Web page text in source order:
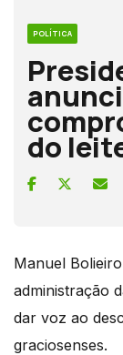
POLÍTICA
do
Manuel
administração
dar voz ao
graciosenses.